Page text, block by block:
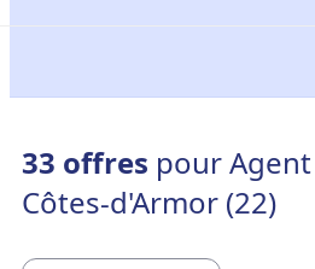
33 offres pour
Côtes-d'Armor (22)